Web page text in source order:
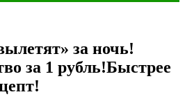
за ночь!
за 1 рубль!Быстрее